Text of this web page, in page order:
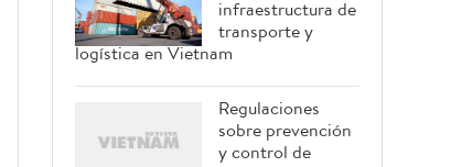
infraestructura de
transporte y
logística en Vietnam
Regulaciones
sobre prevención
y control de